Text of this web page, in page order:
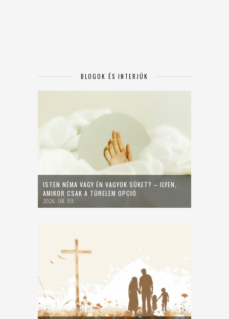
BLOGOK ÉS INTERJÚK
ISTEN NÉMA VAGY ÉN VAGYOK SÜKET? – ILYEN,
AMIKOR CSAK A TÜRELEM OPCIÓ
2026. 08. 03.